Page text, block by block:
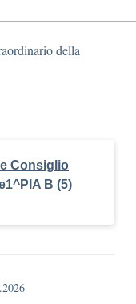
della
Consiglio
B (5)